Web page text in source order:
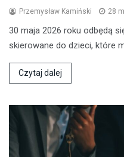
Przemysław Kamiński 28
30 maja 2026 roku odbędą
skierowane do dzieci, które
Czytaj dalej